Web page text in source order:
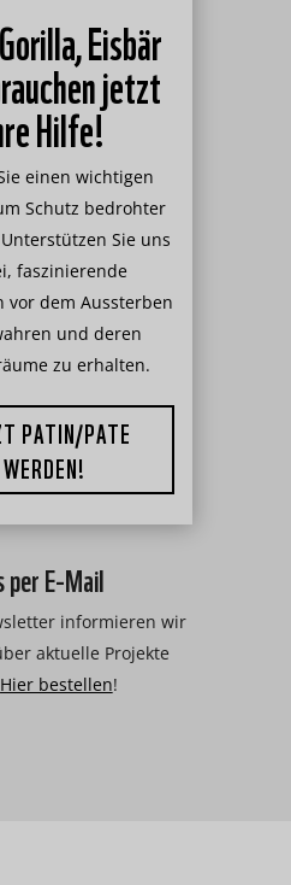
Eisbär
jetzt
Hilfe!
einen wichtigen
Schutz bedrohter
Sie uns
faszinierende
vor dem Aussterben
und deren
zu erhalten.
PATIN/PATE
WERDEN!
per E-Mail
informieren wir
aktuelle Projekte
Hier bestellen!